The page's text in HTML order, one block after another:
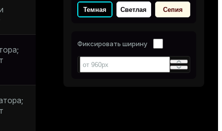
Темная Светлая Сепия
Фиксировать ширину